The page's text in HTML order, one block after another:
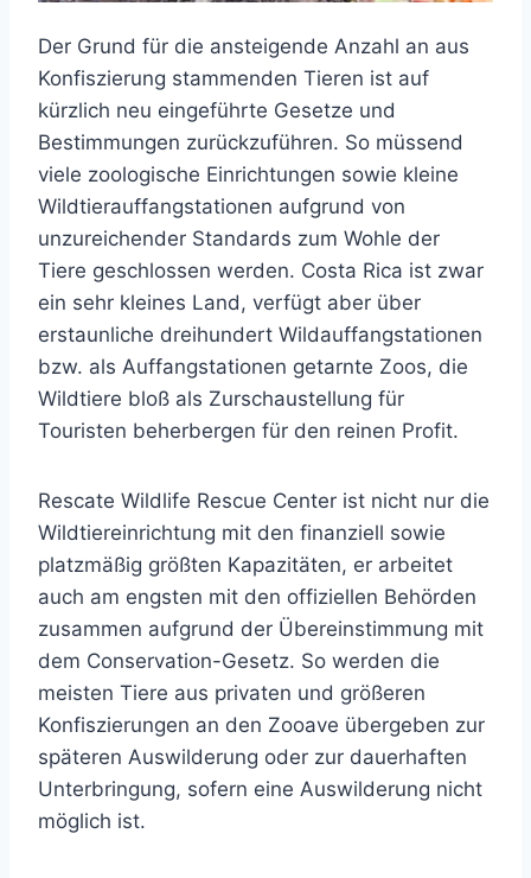
Der Grund für die ansteigende Anzahl an aus
Konfiszierung stammenden Tieren ist auf
kürzlich neu eingeführte Gesetze und
Bestimmungen zurückzuführen. So müssend
viele zoologische Einrichtungen sowie kleine
Wildtierauffangstationen aufgrund von
unzureichender Standards zum Wohle der
Tiere geschlossen werden. Costa Rica ist zwar
ein sehr kleines Land, verfügt aber über
erstaunliche dreihundert Wildauffangstationen
bzw. als Auffangstationen getarnte Zoos, die
Wildtiere bloß als Zurschaustellung für
Touristen beherbergen für den reinen Profit.
Rescate Wildlife Rescue Center ist nicht nur die
Wildtiereinrichtung mit den finanziell sowie
platzmäßig größten Kapazitäten, er arbeitet
auch am engsten mit den offiziellen Behörden
zusammen aufgrund der Übereinstimmung mit
dem Conservation-Gesetz. So werden die
meisten Tiere aus privaten und größeren
Konfiszierungen an den Zooave übergeben zur
späteren Auswilderung oder zur dauerhaften
Unterbringung, sofern eine Auswilderung nicht
möglich ist.